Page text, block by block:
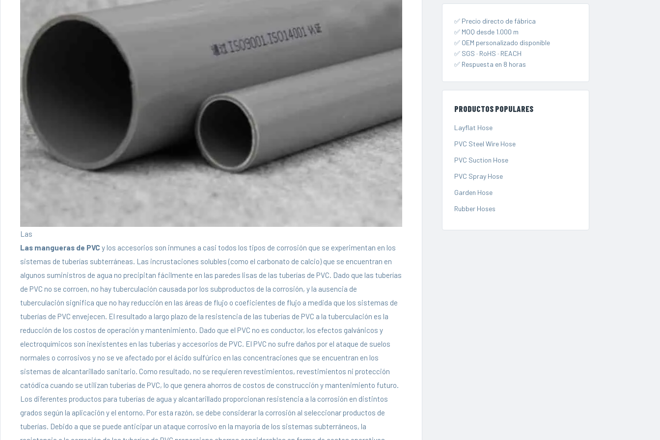
Las
Las mangueras de PVC y los accesorios son inmunes a casi todos los tipos de corrosión que se experimentan en los
sistemas de tuberías subterráneas. Las incrustaciones solubles (como el carbonato de calcio) que se encuentran en
algunos suministros de agua no precipitan fácilmente en las paredes lisas de las tuberías de PVC. Dado que las tuberías
de PVC no se corroen, no hay tuberculación causada por los subproductos de la corrosión, y la ausencia de
tuberculación significa que no hay reducción en las áreas de flujo o coeficientes de flujo a medida que los sistemas de
tuberías de PVC envejecen. El resultado a largo plazo de la resistencia de las tuberías de PVC a la tuberculación es la
reducción de los costos de operación y mantenimiento. Dado que el PVC no es conductor, los efectos galvánicos y
electroquímicos son inexistentes en las tuberías y accesorios de PVC. El PVC no sufre daños por el ataque de suelos
normales o corrosivos y no se ve afectado por el ácido sulfúrico en las concentraciones que se encuentran en los
sistemas de alcantarillado sanitario. Como resultado, no se requieren revestimientos, revestimientos ni protección
catódica cuando se utilizan tuberías de PVC, lo que genera ahorros de costos de construcción y mantenimiento futuro.
Los diferentes productos para tuberías de agua y alcantarillado proporcionan resistencia a la corrosión en distintos
grados según la aplicación y el entorno. Por esta razón, se debe considerar la corrosión al seleccionar productos de
tuberías. Debido a que se puede anticipar un ataque corrosivo en la mayoría de los sistemas subterráneos, la
✅ Precio directo de fábrica
✅ MOQ desde 1.000 m
✅ OEM personalizado disponible
✅ SGS · RoHS · REACH
✅ Respuesta en 8 horas
PRODUCTOS POPULARES
Layflat Hose
PVC Steel Wire Hose
PVC Suction Hose
PVC Spray Hose
Garden Hose
Rubber Hoses